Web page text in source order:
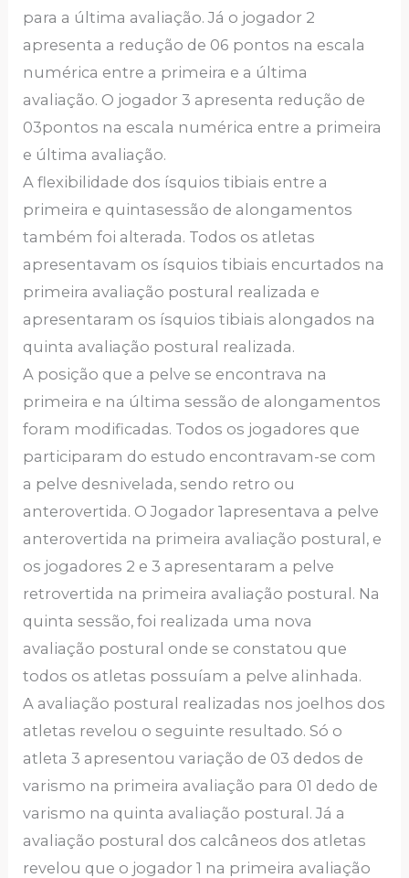
para a última avaliação. Já o jogador 2
apresenta a redução de 06 pontos na escala
numérica entre a primeira e a última
avaliação. O jogador 3 apresenta redução de
03pontos na escala numérica entre a primeira
e última avaliação.
A flexibilidade dos ísquios tibiais entre a
primeira e quintasessão de alongamentos
também foi alterada. Todos os atletas
apresentavam os ísquios tibiais encurtados na
primeira avaliação postural realizada e
apresentaram os ísquios tibiais alongados na
quinta avaliação postural realizada.
A posição que a pelve se encontrava na
primeira e na última sessão de alongamentos
foram modificadas. Todos os jogadores que
participaram do estudo encontravam-se com
a pelve desnivelada, sendo retro ou
anterovertida. O Jogador 1apresentava a pelve
anterovertida na primeira avaliação postural, e
os jogadores 2 e 3 apresentaram a pelve
retrovertida na primeira avaliação postural. Na
quinta sessão, foi realizada uma nova
avaliação postural onde se constatou que
todos os atletas possuíam a pelve alinhada.
A avaliação postural realizadas nos joelhos dos
atletas revelou o seguinte resultado. Só o
atleta 3 apresentou variação de 03 dedos de
varismo na primeira avaliação para 01 dedo de
varismo na quinta avaliação postural. Já a
avaliação postural dos calcâneos dos atletas
revelou que o jogador 1 na primeira avaliação